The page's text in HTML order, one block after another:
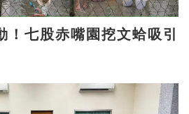
！七股赤嘴園挖文蛤吸引